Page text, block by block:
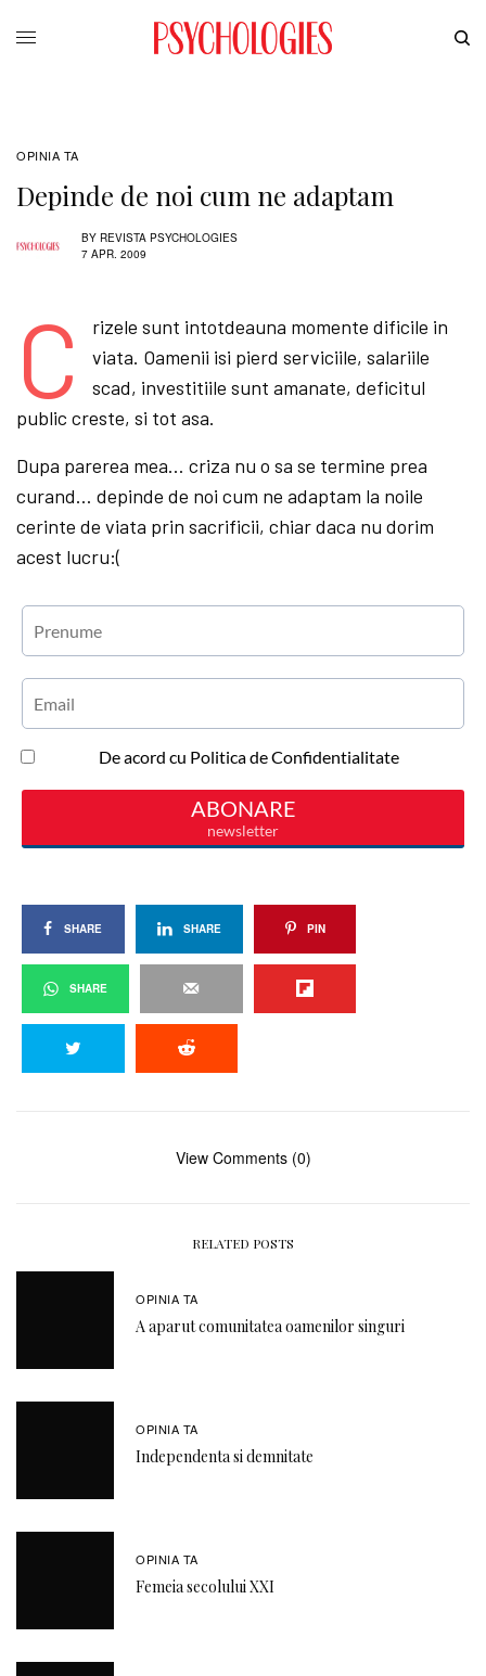
OPINIA TA
Depinde de noi cum ne adaptam
BY REVISTA PSYCHOLOGIES
7 APR. 2009
C
rizele sunt intotdeauna momente dificile in
viata. Oamenii isi pierd serviciile, salariile
scad, investitiile sunt amanate, deficitul
public creste, si tot asa.
Dupa parerea mea… criza nu o sa se termine prea
curand… depinde de noi cum ne adaptam la noile
cerinte de viata prin sacrificii, chiar daca nu dorim
acest lucru:(
SHARE SHARE PIN
SHARE
View Comments (0)
RELATED POSTS
OPINIA TA
A aparut comunitatea oamenilor singuri
OPINIA TA
Independenta si demnitate
OPINIA TA
Femeia secolului XXI